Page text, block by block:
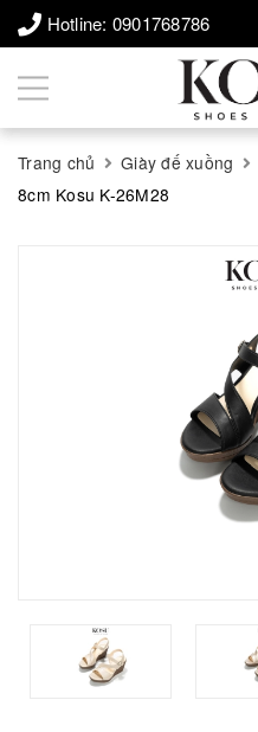
Hotline: 0901768786
Trang chủ Giày đế xuồng
8cm Kosu K-26M28